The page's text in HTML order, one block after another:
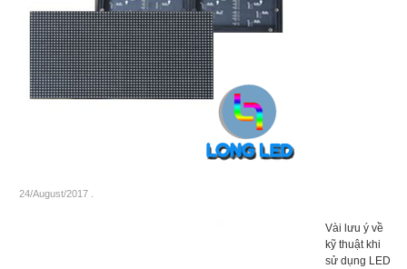
24/August/2017
Vài lưu ý về
kỹ thuật khi
sử dụng LED